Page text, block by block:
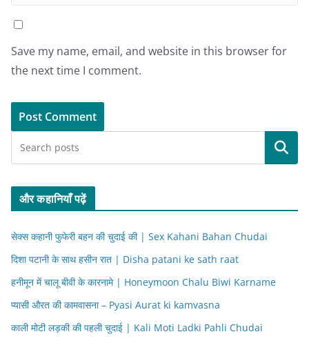
Save my name, email, and website in this browser for
the next time I comment.
Search
और कहानियाँ पढ़ें
सेक्स कहानी फुफेरी बहन की चुदाई की | Sex Kahani Bahan Chudai
दिशा पटानी के साथ हसीन रात | Disha patani ke sath raat
हनीमून में चालू बीवी के कारनामे | Honeymoon Chalu Biwi Karname
प्यासी औरत की कामवासना – Pyasi Aurat ki kamvasna
काली मोटी लड़की की पहली चुदाई | Kali Moti Ladki Pahli Chudai